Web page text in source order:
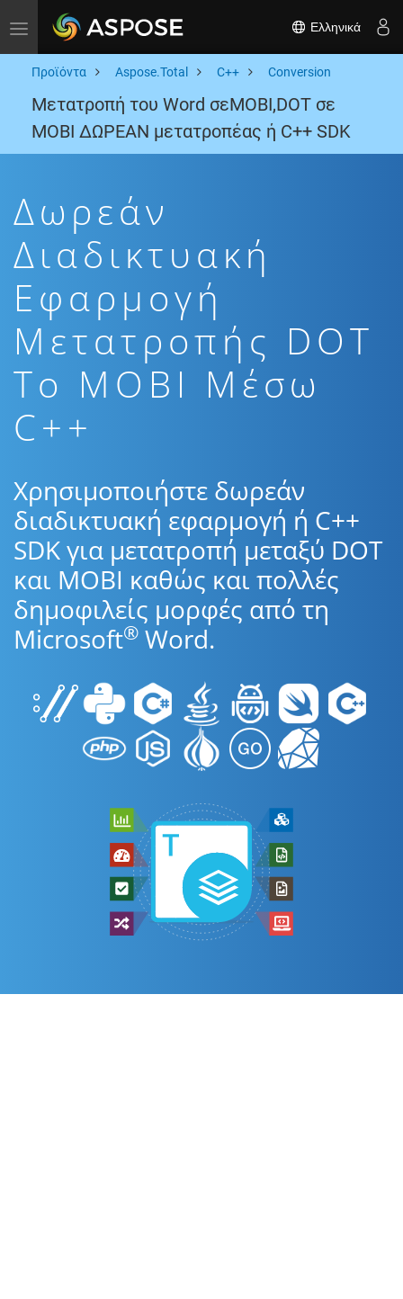
Toggle navigation Ελληνικά
Προϊόντα Aspose.Total C++ Conversion
Μετατροπή του Word σεMOBI,DOT σε
MOBI ΔΩΡΕΑΝ μετατροπέας ή C++ SDK
Δωρεάν
Διαδικτυακή
Εφαρμογή
Μετατροπής DOT
To MOBI Μέσω
C++
Χρησιμοποιήστε δωρεάν
διαδικτυακή εφαρμογή ή C++
SDK για μετατροπή μεταξύ DOT
και MOBI καθώς και πολλές
δημοφιλείς μορφές από τη
Microsoft® Word.